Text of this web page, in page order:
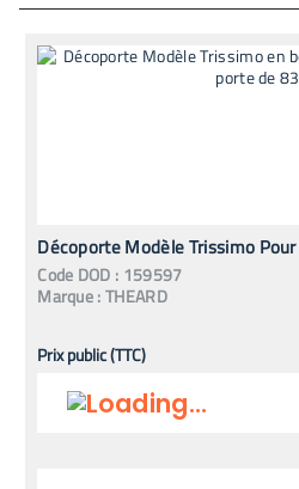
Décoporte Modèle Trissimo
Code DOD : 159597
Marque :THEARD
Prix public (TTC)